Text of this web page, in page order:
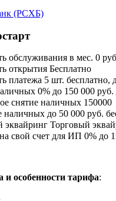
обслуживания в мес. 0
открытия Бесплатно
платежа 5 шт. бесплатно,
0% до 150 000 руб.
снятие наличных 150000
наличных до 50 000 руб.
эквайринг Торговый
свой счет для ИП 0% до
особенности тарифа: